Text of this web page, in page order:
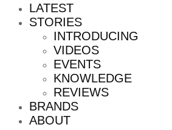
LATEST
STORIES
INTRODUCING
VIDEOS
EVENTS
KNOWLEDGE
REVIEWS
BRANDS
ABOUT